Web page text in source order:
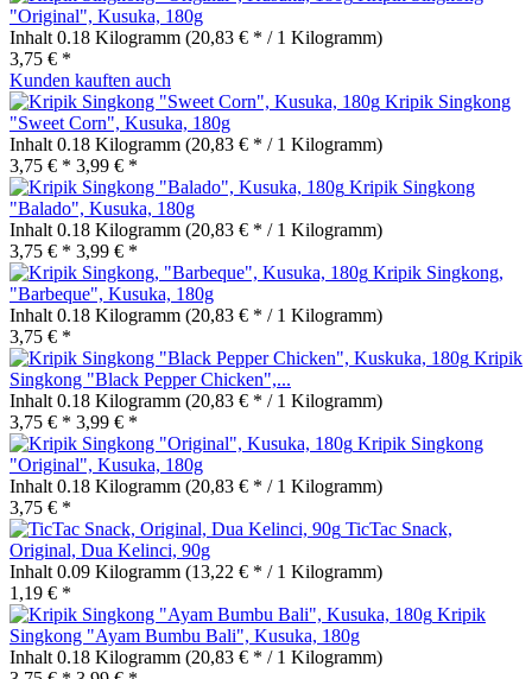
"Original", Kusuka, 180g
Inhalt 0.18 Kilogramm (20,83 € * / 1 Kilogramm)
3,75 € *
Kunden kauften auch
Kripik Singkong
"Sweet Corn", Kusuka, 180g
Inhalt 0.18 Kilogramm (20,83 € * / 1 Kilogramm)
3,75 € * 3,99 € *
Kripik Singkong
"Balado", Kusuka, 180g
Inhalt 0.18 Kilogramm (20,83 € * / 1 Kilogramm)
3,75 € * 3,99 € *
Kripik Singkong,
"Barbeque", Kusuka, 180g
Inhalt 0.18 Kilogramm (20,83 € * / 1 Kilogramm)
3,75 € *
Kripik
Singkong "Black Pepper Chicken",...
Inhalt 0.18 Kilogramm (20,83 € * / 1 Kilogramm)
3,75 € * 3,99 € *
Kripik Singkong
"Original", Kusuka, 180g
Inhalt 0.18 Kilogramm (20,83 € * / 1 Kilogramm)
3,75 € *
TicTac Snack,
Original, Dua Kelinci, 90g
Inhalt 0.09 Kilogramm (13,22 € * / 1 Kilogramm)
1,19 € *
Kripik
Singkong "Ayam Bumbu Bali", Kusuka, 180g
Inhalt 0.18 Kilogramm (20,83 € * / 1 Kilogramm)